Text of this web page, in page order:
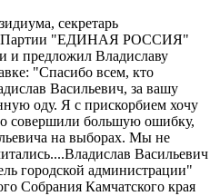
секретарь
Партии "ЕДИНАЯ РОССИЯ"
и предложил Владиславу
"Спасибо всем, кто
Васильевич, за вашу
оду. Я с прискорбием хочу
совершили большую ошибку,
на выборах. Мы не
Васильевич
городской администрации"
Собрания Камчатского края